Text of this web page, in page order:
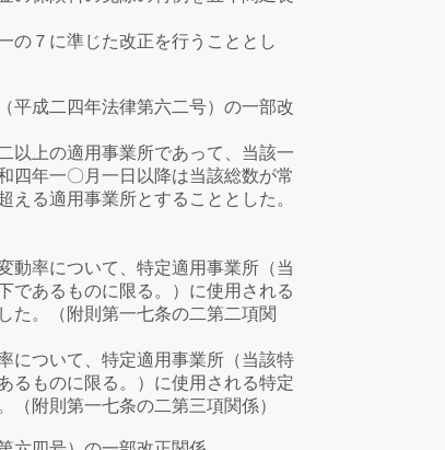
７に準じた改正を行うこととし
平成二四年法律第六二号）の一部改
上の適用事業所であって、当該一
四年一〇月一日以降は当該総数が常
る適用事業所とすることとした。
率について、特定適用事業所（当
であるものに限る。）に使用される
た。（附則第一七条の二第二項関
ついて、特定適用事業所（当該特
るものに限る。）に使用される特定
附則第一七条の二第三項関係）